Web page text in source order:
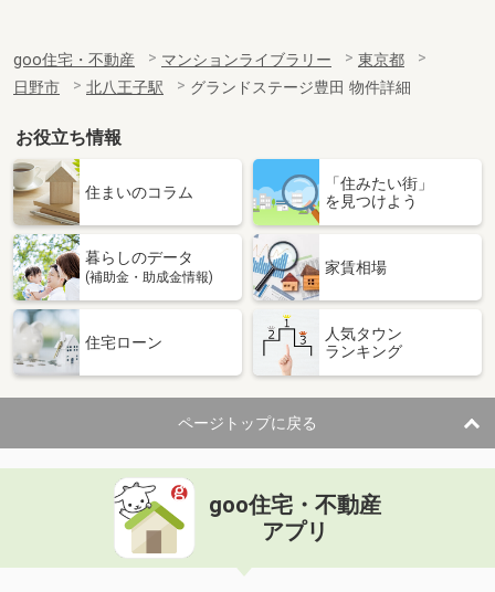
goo住宅・不動産 マンションライブラリー
東京都
日野市
北八王子駅 グランドステージ豊田 物件詳細
お役立ち情報
住まいのコラム
「住みたい街」
を見つけよう
暮らしのデータ
(補助金・助成金情報)
家賃相場
住宅ローン
人気タウン
ランキング
ページトップに戻る
goo住宅・不動産
アプリ